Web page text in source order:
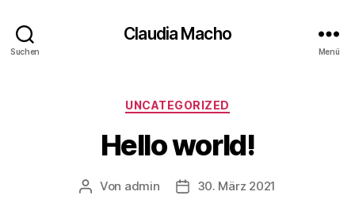
Suchen
Claudia Macho
Menü
Kategorien
UNCATEGORIZED
Hello world!
Beitragsautor
Von admin Beitragsdatum
30. März 2021